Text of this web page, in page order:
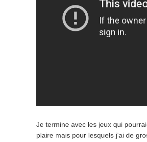
Je termine avec les jeux qui
plaire mais pour lesquels j’ai de